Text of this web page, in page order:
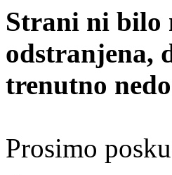
Strani ni bilo
odstranjena,
trenutno
Prosimo